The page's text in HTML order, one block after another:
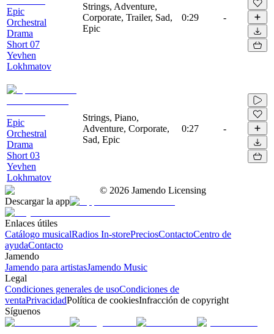
Epic
Orchestral
Drama
Short 07
Yevhen
Lokhmatov
Strings, Adventure,
Corporate, Trailer, Sad,
Epic
0:29 -
Epic
Orchestral
Drama
Short 03
Yevhen
Lokhmatov
Strings, Piano,
Adventure, Corporate,
Sad, Epic
0:27 -
© 2026 Jamendo Licensing
Descargar la app
Enlaces útiles
Catálogo musicalRadios In-storePreciosContactoCentro de
ayudaContacto
Jamendo
Jamendo para artistasJamendo Music
Legal
Condiciones generales de usoCondiciones de
ventaPrivacidadPolítica de cookiesInfracción de copyright
Síguenos